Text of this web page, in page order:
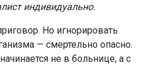
индивидуально.
Но игнорировать
— смертельно опасно.
не в больнице, а с